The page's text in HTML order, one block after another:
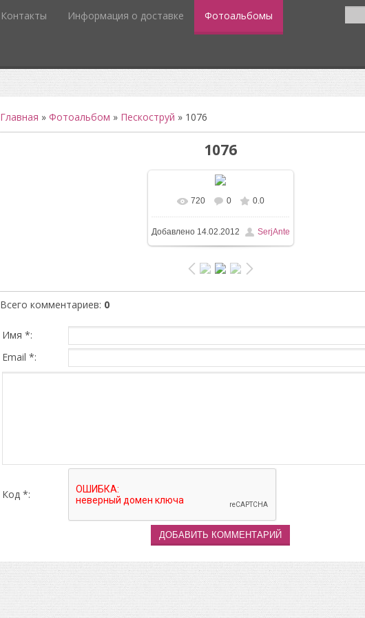
Контакты Информация о доставке Фотоальбомы
Главная » Фотоальбом » Пескоструй » 1076
1076
В реальном размере
496x732/ 66.3Kb
720 0 0.0
Добавлено14.02.2012 SerjAnte
Всего комментариев: 0
Имя *:
Email *:
Код *: